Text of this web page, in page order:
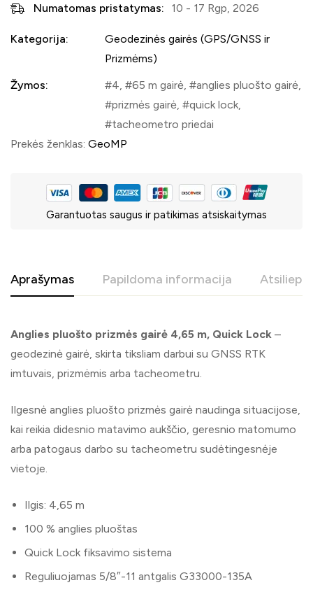
Numatomas pristatymas: 10 - 17 Rgp, 2026
Kategorija:
Geodezinės gairės (GPS/GNSS ir
Prizmėms)
Žymos:
4 65 m gairė anglies pluošto gairė
prizmės gairė
quick lock
tacheometro priedai
Prekės ženklas: GeoMP
Garantuotas saugus ir patikimas atsiskaitymas
Aprašymas Papildoma informacija
Anglies pluošto prizmės gairė 4,65 m, Quick Lock –
geodezinė gairė, skirta tiksliam darbui su GNSS RTK
imtuvais, prizmėmis arba tacheometru.
Ilgesnė anglies pluošto prizmės gairė naudinga situacijose,
kai reikia didesnio matavimo aukščio, geresnio matomumo
arba patogaus darbo su tacheometru sudėtingesnėje
vietoje.
Ilgis: 4,65 m
100 % anglies pluoštas
Quick Lock fiksavimo sistema
Reguliuojamas 5/8″-11 antgalis G33000-135A